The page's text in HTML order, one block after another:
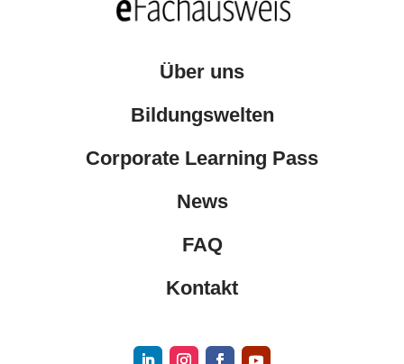
Über uns
Bildungswelten
Corporate Learning Pass
News
FAQ
Kontakt